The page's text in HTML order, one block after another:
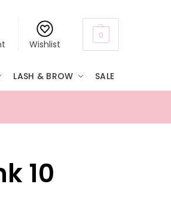
Wishlist
0
LASH & BROW SALE
10